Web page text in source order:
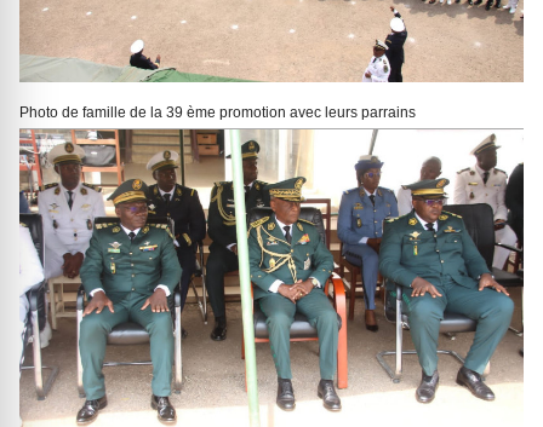
Photo de famille de la 39 ème promotion avec leurs parrains